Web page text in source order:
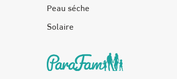
Peau séche
Solaire